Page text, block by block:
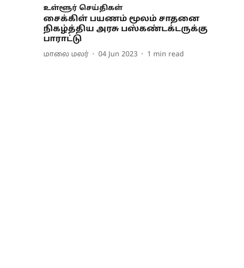
உள்ளூர் செய்திகள்
சைக்கிள் பயணம் மூலம் சாதனை
நிகழ்த்திய அரசு பஸ்கண்டக்டருக்கு
பாராட்டு
மாலை மலர் 04 Jun 2023 1 min read